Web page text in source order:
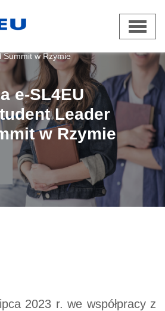
Summit w Rzymie
e-SL4EU
Leader
w Rzymie
2023 r. we współpracy z